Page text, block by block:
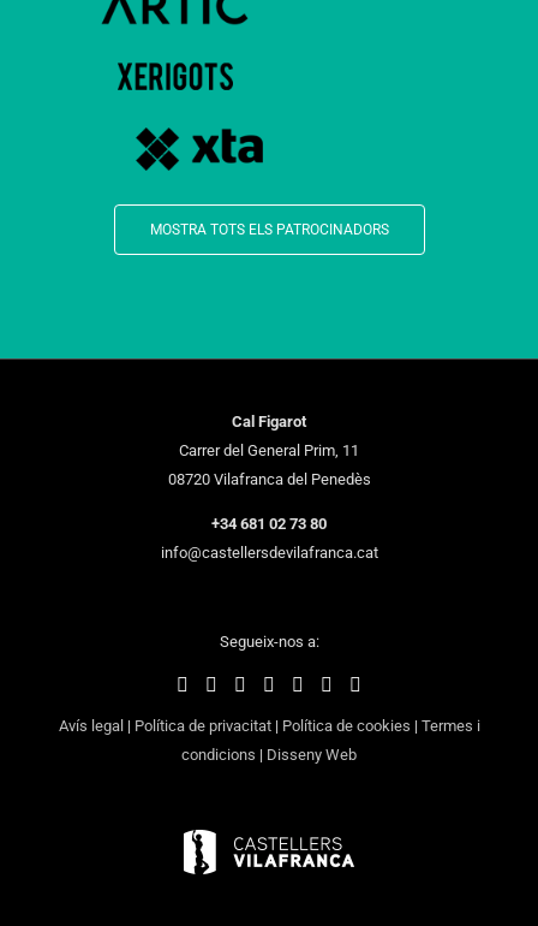
MOSTRA TOTS ELS PATROCINADORS
Cal Figarot
Carrer del General Prim, 11
08720 Vilafranca del Penedès
+34 681 02 73 80
info@castellersdevilafranca.cat
Segueix-nos a:
Avís legal | Política de privacitat| Política de cookies | Termes i
condicions | Disseny Web